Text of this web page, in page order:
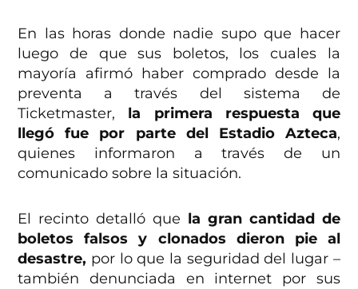
En las horas donde nadie supo que hacer
luego de que sus boletos, los cuales la
mayoría afirmó haber comprado desde la
preventa a través del sistema de
Ticketmaster, la primera respuesta que
llegó fue por parte del Estadio Azteca,
quienes informaron a través de un
comunicado sobre la situación.
El recinto detalló que la gran cantidad de
boletos falsos y clonados dieron pie al
desastre, por lo que la seguridad del lugar –
también denunciada en internet por sus